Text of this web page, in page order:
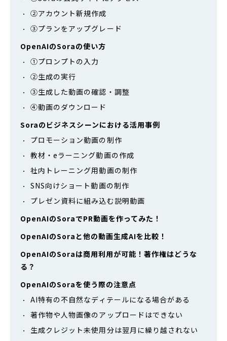
②アカウント新規作成
③プランをアップグレード
OpenAIのSoraの使い方
①プロンプトの入力
②生成の実行
③生成した動画の確認・調整
④動画のダウンロード
Soraのビジネスシーンにおける活用事例
プロモーション動画の制作
教材・eラーニング動画の作成
社内トレーニング用動画の制作
SNS向けショート動画の制作
プレゼン資料に組み込む説明動画
OpenAIのSoraでPR動画を作ってみた！
OpenAIのSoraと他の動画生成AIを比較！
OpenAIのSoraは商用利用が可能！著作権はどうな
る？
OpenAIのSoraを使う際の注意点
AI特有の不自然なディテールになる場合がある
著作物や人物画像のアップロードはできない
生成クレジット未使用分は翌月に繰り越されない